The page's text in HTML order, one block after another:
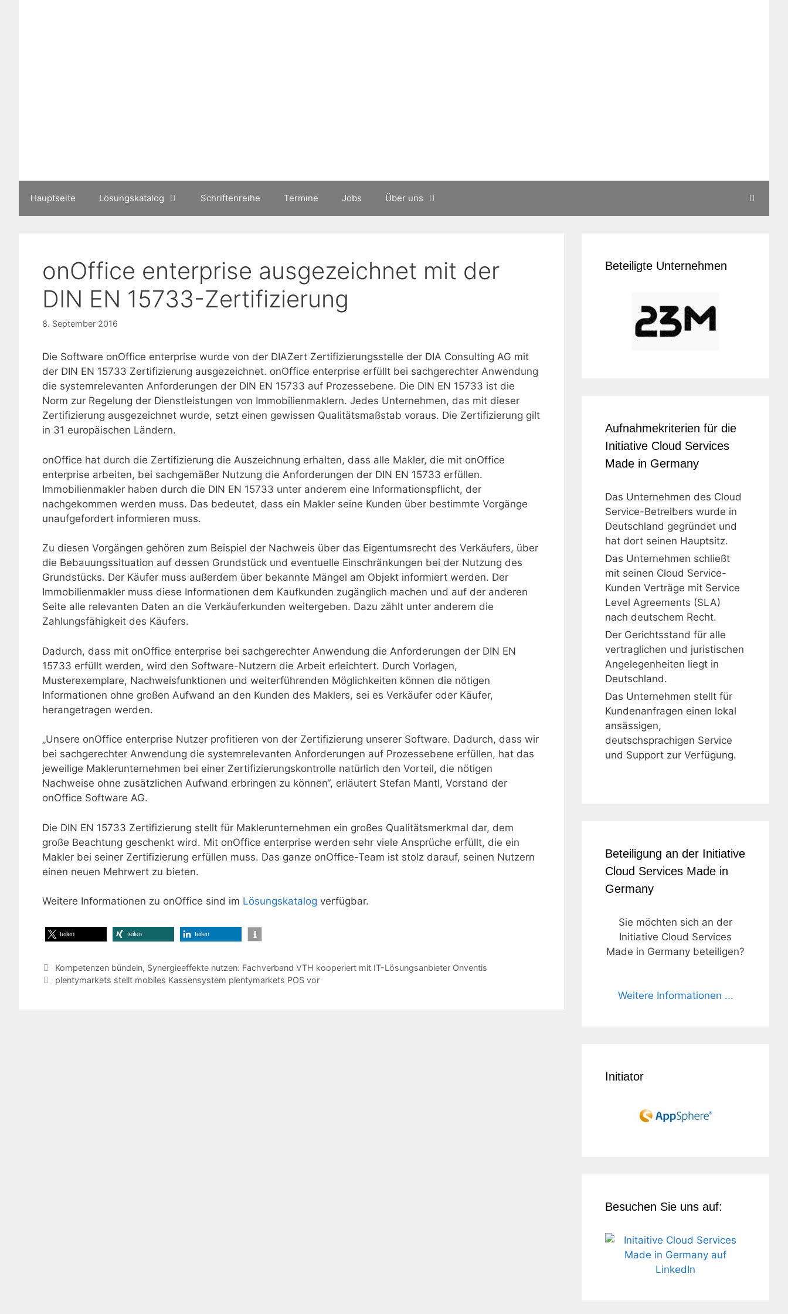
Hauptseite Lösungskatalog Schriftenreihe Termine Jobs Über uns
onOffice enterprise ausgezeichnet mit der
DIN EN 15733-Zertifizierung
8. September 2016
Die Software onOffice enterprise wurde von der DIAZert Zertifizierungsstelle der DIA Consulting AG mit
der DIN EN 15733 Zertifizierung ausgezeichnet. onOffice enterprise erfüllt bei sachgerechter Anwendung
die systemrelevanten Anforderungen der DIN EN 15733 auf Prozessebene. Die DIN EN 15733 ist die
Norm zur Regelung der Dienstleistungen von Immobilienmaklern. Jedes Unternehmen, das mit dieser
Zertifizierung ausgezeichnet wurde, setzt einen gewissen Qualitätsmaßstab voraus. Die Zertifizierung gilt
in 31 europäischen Ländern.
onOffice hat durch die Zertifizierung die Auszeichnung erhalten, dass alle Makler, die mit onOffice
enterprise arbeiten, bei sachgemäßer Nutzung die Anforderungen der DIN EN 15733 erfüllen.
Immobilienmakler haben durch die DIN EN 15733 unter anderem eine Informationspflicht, der
nachgekommen werden muss. Das bedeutet, dass ein Makler seine Kunden über bestimmte Vorgänge
unaufgefordert informieren muss.
Zu diesen Vorgängen gehören zum Beispiel der Nachweis über das Eigentumsrecht des Verkäufers, über
die Bebauungssituation auf dessen Grundstück und eventuelle Einschränkungen bei der Nutzung des
Grundstücks. Der Käufer muss außerdem über bekannte Mängel am Objekt informiert werden. Der
Immobilienmakler muss diese Informationen dem Kaufkunden zugänglich machen und auf der anderen
Seite alle relevanten Daten an die Verkäuferkunden weitergeben. Dazu zählt unter anderem die
Zahlungsfähigkeit des Käufers.
Dadurch, dass mit onOffice enterprise bei sachgerechter Anwendung die Anforderungen der DIN EN
15733 erfüllt werden, wird den Software-Nutzern die Arbeit erleichtert. Durch Vorlagen,
Musterexemplare, Nachweisfunktionen und weiterführenden Möglichkeiten können die nötigen
Informationen ohne großen Aufwand an den Kunden des Maklers, sei es Verkäufer oder Käufer,
herangetragen werden.
„Unsere onOffice enterprise Nutzer profitieren von der Zertifizierung unserer Software. Dadurch, dass wir
bei sachgerechter Anwendung die systemrelevanten Anforderungen auf Prozessebene erfüllen, hat das
jeweilige Maklerunternehmen bei einer Zertifizierungskontrolle natürlich den Vorteil, die nötigen
Nachweise ohne zusätzlichen Aufwand erbringen zu können“, erläutert Stefan Mantl, Vorstand der
onOffice Software AG.
Die DIN EN 15733 Zertifizierung stellt für Maklerunternehmen ein großes Qualitätsmerkmal dar, dem
große Beachtung geschenkt wird. Mit onOffice enterprise werden sehr viele Ansprüche erfüllt, die ein
Makler bei seiner Zertifizierung erfüllen muss. Das ganze onOffice-Team ist stolz darauf, seinen Nutzern
einen neuen Mehrwert zu bieten.
Weitere Informationen zu onOffice sind im Lösungskatalog verfügbar.
teilen teilen teilen
Kompetenzen bündeln, Synergieeffekte nutzen: Fachverband VTH kooperiert mit IT-Lösungsanbieter Onventis
plentymarkets stellt mobiles Kassensystem plentymarkets POS vor
Beteiligte Unternehmen
Aufnahmekriterien für die
Initiative Cloud Services
Made in Germany
Das Unternehmen des Cloud
Service-Betreibers wurde in
Deutschland gegründet und
hat dort seinen Hauptsitz.
Das Unternehmen schließt
mit seinen Cloud Service-
Kunden Verträge mit Service
Level Agreements (SLA)
nach deutschem Recht.
Der Gerichtsstand für alle
vertraglichen und juristischen
Angelegenheiten liegt in
Deutschland.
Das Unternehmen stellt für
Kundenanfragen einen lokal
ansässigen,
deutschsprachigen Service
und Support zur Verfügung.
Beteiligung an der Initiative
Cloud Services Made in
Germany
Sie möchten sich an der
Initiative Cloud Services
Made in Germany beteiligen?
Weitere Informationen ...
Initiator
Besuchen Sie uns auf: